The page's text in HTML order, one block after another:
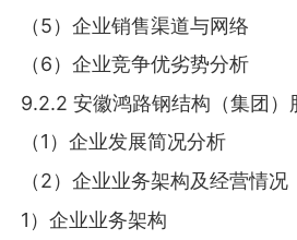
（5）企业销售渠道与网络
（6）企业竞争优劣势分析
9.2.2 安徽鸿路钢结构（集团）
（1）企业发展简况分析
（2）企业业务架构及经营情况
1）企业业务架构